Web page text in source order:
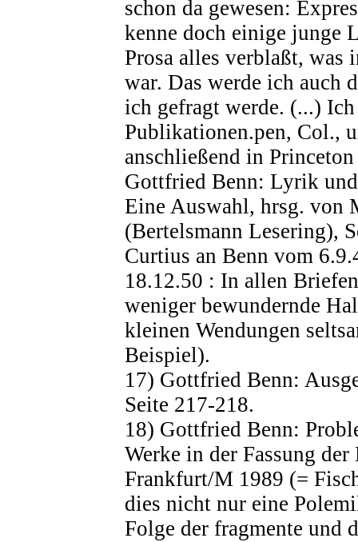
schon da gewesen:
kenne doch einige junge
Prosa alles verblaßt, was
war. Das werde ich auch
ich gefragt werde. (...)
Publikationen.pen, Col.,
anschließend in
Gottfried Benn: Lyrik
Eine Auswahl, hrsg. von
(Bertelsmann Lesering),
Curtius an Benn vom
18.12.50 : In allen
weniger bewundernde
kleinen Wendungen
Beispiel).
17) Gottfried Benn:
Seite 217-218.
18) Gottfried Benn:
Werke in der Fassung
Frankfurt/M 1989 (=
dies nicht nur eine
Folge der fragmente und